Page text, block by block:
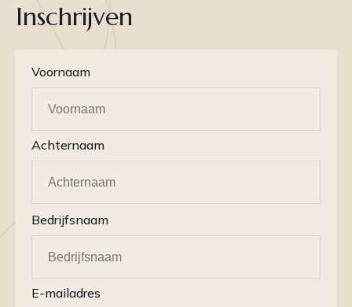
Inschrijven
Voornaam
Achternaam
Bedrijfsnaam
E-mailadres